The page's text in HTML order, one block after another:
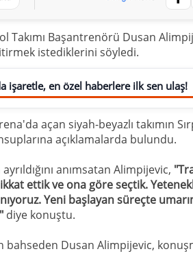
Takımı Başantrenörü Dusan
istediklerini söyledi.
işaretle, en özel haberlere ilk sen ulaş!
açan siyah-beyazlı takımın
açıklamalarda bulundu.
anımsatan Alimpijevic,
ettik ve ona göre seçtik.
Yeni başlayan süreçte
diye konuştu.
bahseden Dusan Alimpijevic,